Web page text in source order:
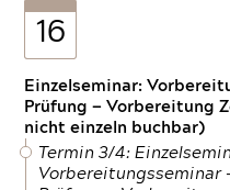
16
Einzelseminar:
Prüfung — Vorbereitung
nicht einzeln buchbar)
Termin 3/4:
Vorbereitungsseminar -